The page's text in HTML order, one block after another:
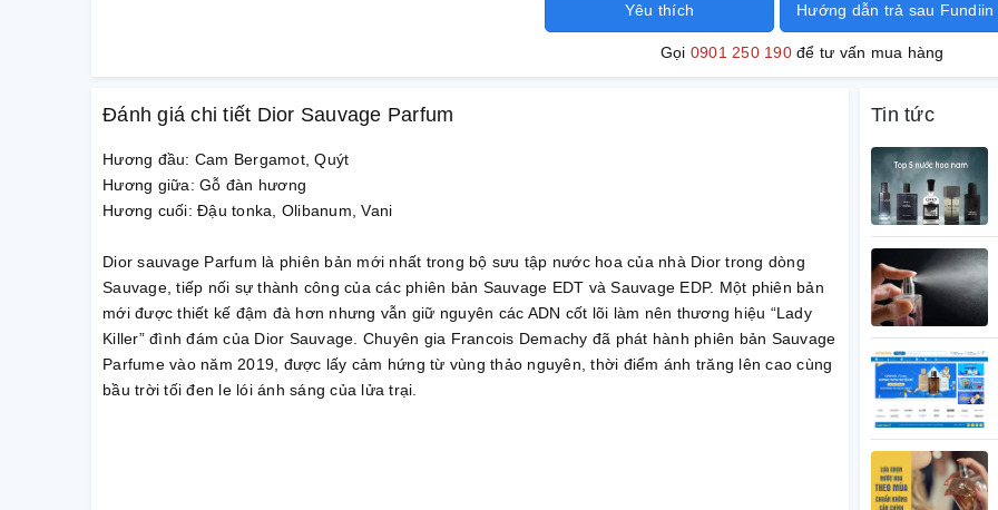
Yêu thích Hướng dẫn trả sau Fundiin
Gọi 0901 250 190để tư vấn mua hàng
Đánh giá chi tiết Dior Sauvage Parfum
Hương đầu: Cam Bergamot, Quýt
Hương giữa: Gỗ đàn hương
Hương cuối: Đậu tonka, Olibanum, Vani
Dior sauvage Parfum là phiên bản mới nhất trong bộ sưu tập nước hoa của nhà Dior trong dòng
Sauvage, tiếp nối sự thành công của các phiên bản Sauvage EDT và Sauvage EDP. Một phiên bản
mới được thiết kế đậm đà hơn nhưng vẫn giữ nguyên các ADN cốt lõi làm nên thương hiệu “Lady
Killer” đình đám của Dior Sauvage. Chuyên gia Francois Demachy đã phát hành phiên bản Sauvage
Parfume vào năm 2019, được lấy cảm hứng từ vùng thảo nguyên, thời điểm ánh trăng lên cao cùng
bầu trời tối đen le lói ánh sáng của lửa trại.
Tin tức